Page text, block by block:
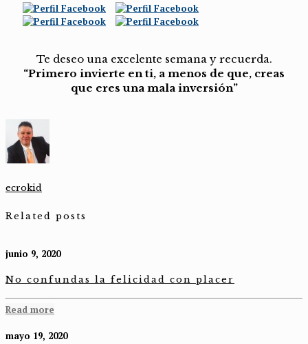
Te deseo una excelente semana y recuerda.
“Primero invierte en ti, a menos de que, creas
que eres una mala inversión”
ecrokid
Related posts
junio 9, 2020
No confundas la felicidad con placer
Read more
mayo 19, 2020